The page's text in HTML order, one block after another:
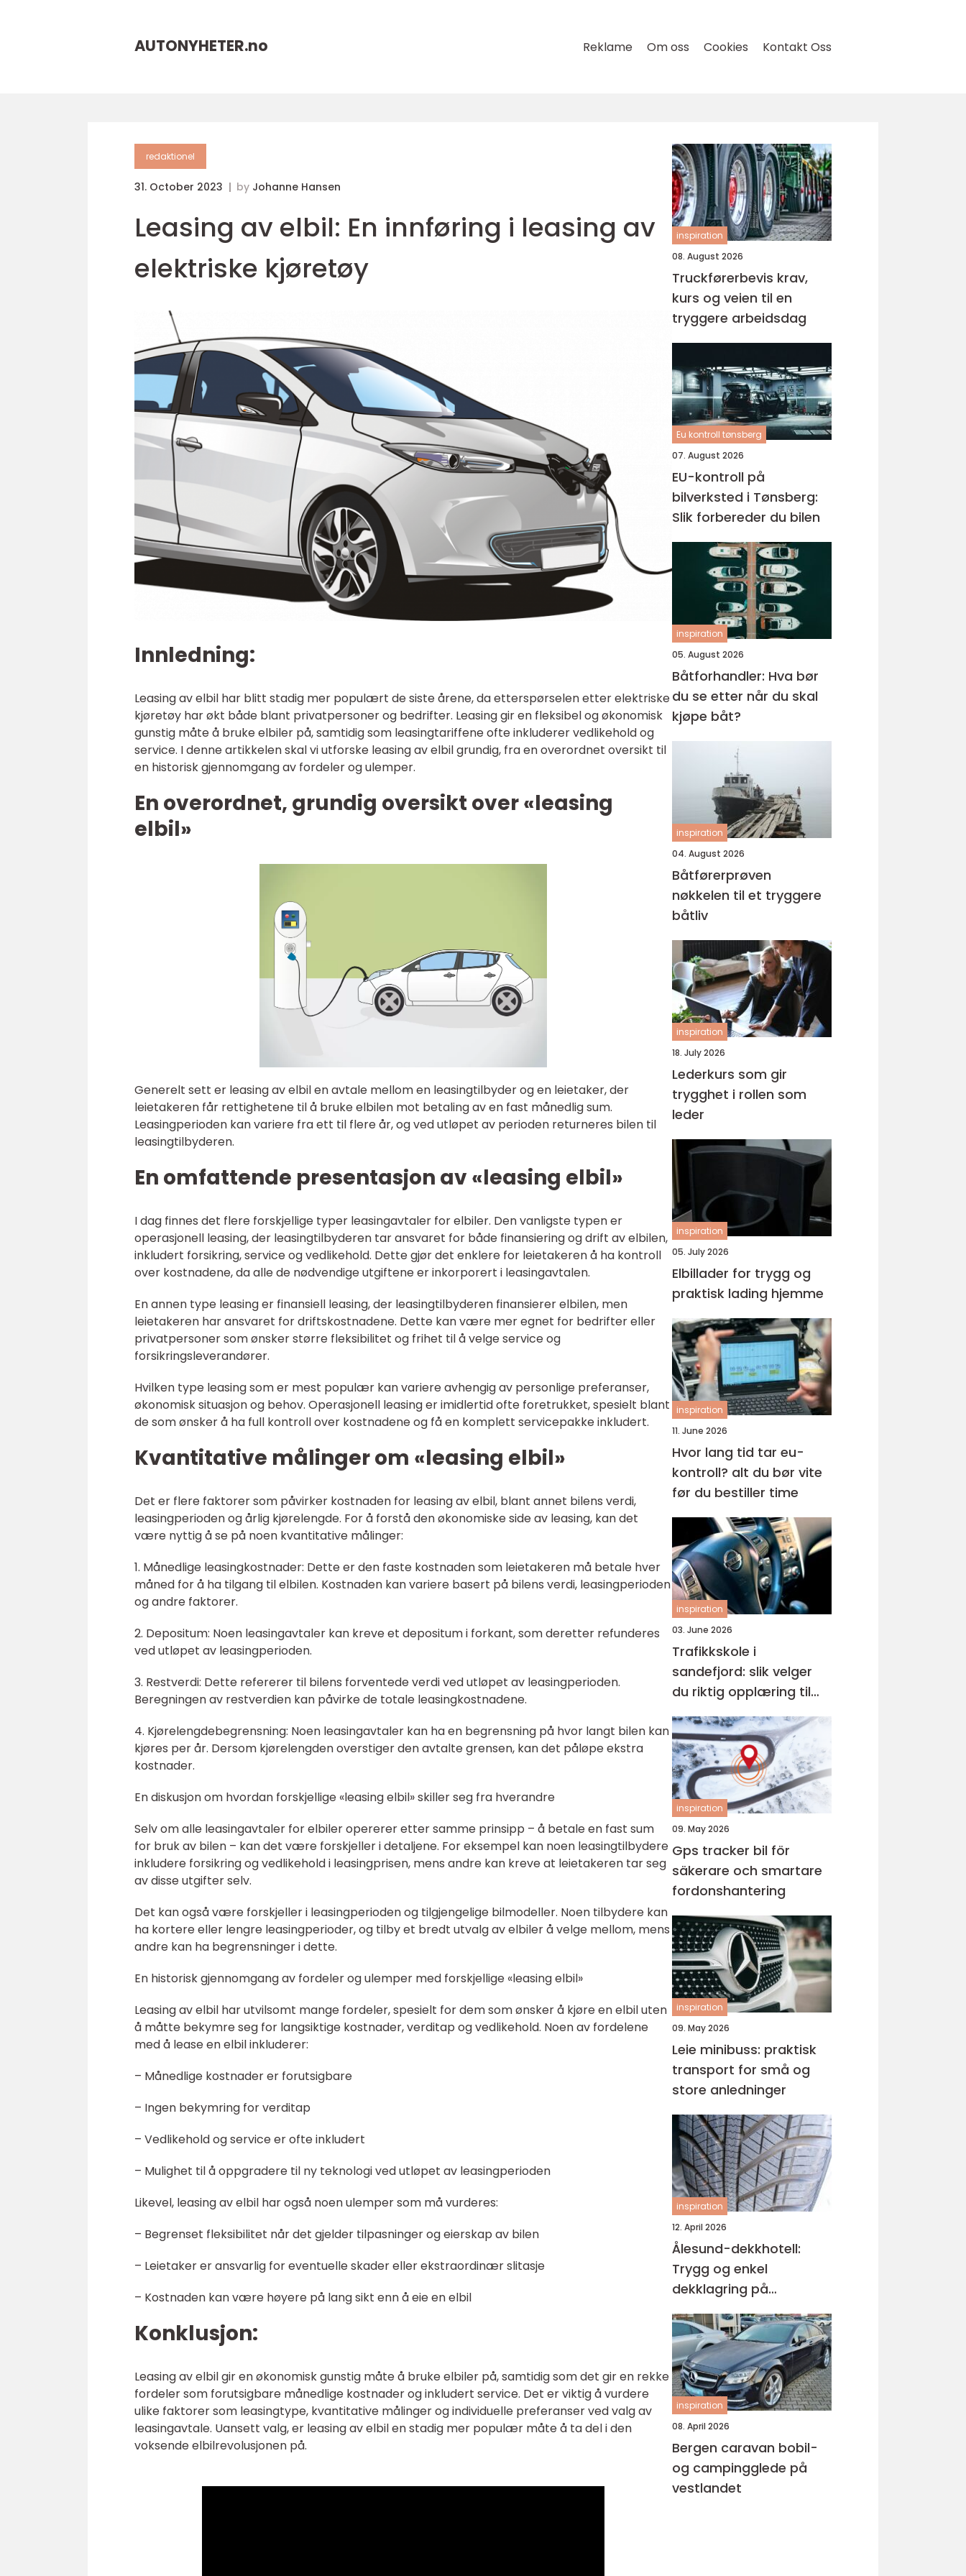
AUTONYHETER.no Reklame Om oss Cookies Kontakt Oss
redaktionel
31. October 2023 by Johanne Hansen
Leasing av elbil: En innføring i leasing av
elektriske kjøretøy
Innledning:
Leasing av elbil har blitt stadig mer populært de siste årene, da etterspørselen etter elektriske
kjøretøy har økt både blant privatpersoner og bedrifter. Leasing gir en fleksibel og økonomisk
gunstig måte å bruke elbiler på, samtidig som leasingtariffene ofte inkluderer vedlikehold og
service. I denne artikkelen skal vi utforske leasing av elbil grundig, fra en overordnet oversikt til
en historisk gjennomgang av fordeler og ulemper.
En overordnet, grundig oversikt over «leasing
elbil»
Generelt sett er leasing av elbil en avtale mellom en leasingtilbyder og en leietaker, der
leietakeren får rettighetene til å bruke elbilen mot betaling av en fast månedlig sum.
Leasingperioden kan variere fra ett til flere år, og ved utløpet av perioden returneres bilen til
leasingtilbyderen.
En omfattende presentasjon av «leasing elbil»
I dag finnes det flere forskjellige typer leasingavtaler for elbiler. Den vanligste typen er
operasjonell leasing, der leasingtilbyderen tar ansvaret for både finansiering og drift av elbilen,
inkludert forsikring, service og vedlikehold. Dette gjør det enklere for leietakeren å ha kontroll
over kostnadene, da alle de nødvendige utgiftene er inkorporert i leasingavtalen.
En annen type leasing er finansiell leasing, der leasingtilbyderen finansierer elbilen, men
leietakeren har ansvaret for driftskostnadene. Dette kan være mer egnet for bedrifter eller
privatpersoner som ønsker større fleksibilitet og frihet til å velge service og
forsikringsleverandører.
Hvilken type leasing som er mest populær kan variere avhengig av personlige preferanser,
økonomisk situasjon og behov. Operasjonell leasing er imidlertid ofte foretrukket, spesielt blant
de som ønsker å ha full kontroll over kostnadene og få en komplett servicepakke inkludert.
Kvantitative målinger om «leasing elbil»
Det er flere faktorer som påvirker kostnaden for leasing av elbil, blant annet bilens verdi,
leasingperioden og årlig kjørelengde. For å forstå den økonomiske side av leasing, kan det
være nyttig å se på noen kvantitative målinger:
1. Månedlige leasingkostnader: Dette er den faste kostnaden som leietakeren må betale hver
måned for å ha tilgang til elbilen. Kostnaden kan variere basert på bilens verdi, leasingperioden
og andre faktorer.
2. Depositum: Noen leasingavtaler kan kreve et depositum i forkant, som deretter refunderes
ved utløpet av leasingperioden.
3. Restverdi: Dette refererer til bilens forventede verdi ved utløpet av leasingperioden.
Beregningen av restverdien kan påvirke de totale leasingkostnadene.
4. Kjørelengdebegrensning: Noen leasingavtaler kan ha en begrensning på hvor langt bilen kan
kjøres per år. Dersom kjørelengden overstiger den avtalte grensen, kan det påløpe ekstra
kostnader.
En diskusjon om hvordan forskjellige «leasing elbil» skiller seg fra hverandre
Selv om alle leasingavtaler for elbiler opererer etter samme prinsipp – å betale en fast sum
for bruk av bilen – kan det være forskjeller i detaljene. For eksempel kan noen leasingtilbydere
inkludere forsikring og vedlikehold i leasingprisen, mens andre kan kreve at leietakeren tar seg
av disse utgifter selv.
Det kan også være forskjeller i leasingperioden og tilgjengelige bilmodeller. Noen tilbydere kan
ha kortere eller lengre leasingperioder, og tilby et bredt utvalg av elbiler å velge mellom, mens
andre kan ha begrensninger i dette.
En historisk gjennomgang av fordeler og ulemper med forskjellige «leasing elbil»
Leasing av elbil har utvilsomt mange fordeler, spesielt for dem som ønsker å kjøre en elbil uten
å måtte bekymre seg for langsiktige kostnader, verditap og vedlikehold. Noen av fordelene
med å lease en elbil inkluderer:
– Månedlige kostnader er forutsigbare
– Ingen bekymring for verditap
– Vedlikehold og service er ofte inkludert
– Mulighet til å oppgradere til ny teknologi ved utløpet av leasingperioden
Likevel, leasing av elbil har også noen ulemper som må vurderes:
– Begrenset fleksibilitet når det gjelder tilpasninger og eierskap av bilen
– Leietaker er ansvarlig for eventuelle skader eller ekstraordinær slitasje
– Kostnaden kan være høyere på lang sikt enn å eie en elbil
Konklusjon:
Leasing av elbil gir en økonomisk gunstig måte å bruke elbiler på, samtidig som det gir en rekke
fordeler som forutsigbare månedlige kostnader og inkludert service. Det er viktig å vurdere
ulike faktorer som leasingtype, kvantitative målinger og individuelle preferanser ved valg av
leasingavtale. Uansett valg, er leasing av elbil en stadig mer populær måte å ta del i den
voksende elbilrevolusjonen på.
inspiration
08. August 2026
Truckførerbevis krav,
kurs og veien til en
tryggere arbeidsdag
Eu kontroll tønsberg
07. August 2026
EU-kontroll på
bilverksted i Tønsberg:
Slik forbereder du bilen
inspiration
05. August 2026
Båtforhandler: Hva bør
du se etter når du skal
kjøpe båt?
inspiration
04. August 2026
Båtførerprøven
nøkkelen til et tryggere
båtliv
inspiration
18. July 2026
Lederkurs som gir
trygghet i rollen som
leder
inspiration
05. July 2026
Elbillader for trygg og
praktisk lading hjemme
inspiration
11. June 2026
Hvor lang tid tar eu-
kontroll? alt du bør vite
før du bestiller time
inspiration
03. June 2026
Trafikkskole i
sandefjord: slik velger
du riktig opplæring til
førerkortet
inspiration
09. May 2026
Gps tracker bil för
säkerare och smartare
fordonshantering
inspiration
09. May 2026
Leie minibuss: praktisk
transport for små og
store anledninger
inspiration
12. April 2026
Ålesund-dekkhotell:
Trygg og enkel
dekklagring på
Sunnmøre
inspiration
08. April 2026
Bergen caravan bobil-
og campingglede på
vestlandet